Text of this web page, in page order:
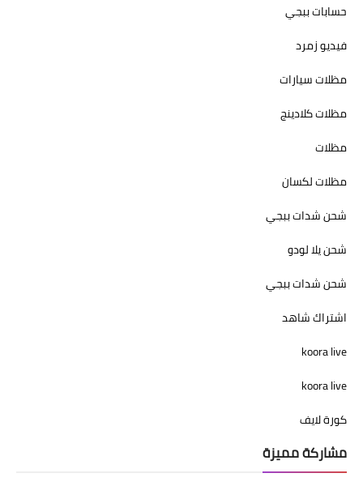
حسابات ببجي
فيديو زمرد
مظلات سيارات
مظلات كلادينج
مظلات
مظلات لكسان
شحن شدات ببجي
شحن يلا لودو
شحن شدات ببجي
اشتراك شاهد
koora live
koora live
كورة لايف
مشاركة مميزة